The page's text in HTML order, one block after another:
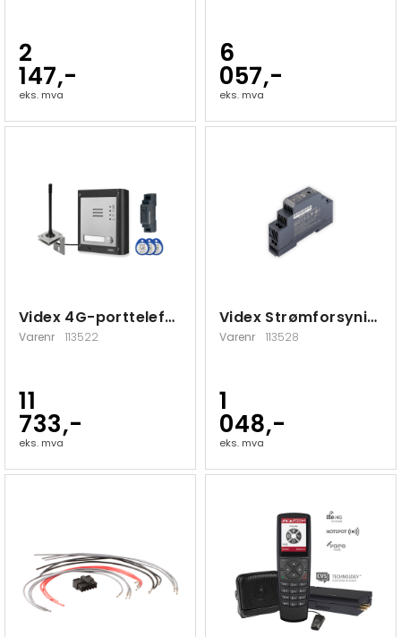
2
147,-
eks. mva
6
057,-
eks. mva
Videx 4G-porttelefon kit, 1 knapp
Varenr 113522
11
733,-
eks. mva
Videx Strømforsyning 12VDC HDR-15-12
Varenr 113528
1
048,-
eks. mva